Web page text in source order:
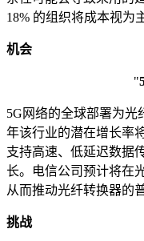
18% 的组织将成本视为
机会
"
5G网络的全球部署为光
年该行业的潜在增长率
支持高速、低延迟数据
长。电信公司预计将在
从而推动光纤转换器的
挑战